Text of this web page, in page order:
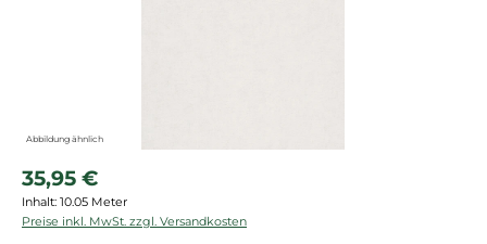
Abbildung ähnlich
Regulärer Preis:
35,95 €
Inhalt: 10.05 Meter
Preise inkl. MwSt. zzgl. Versandkosten